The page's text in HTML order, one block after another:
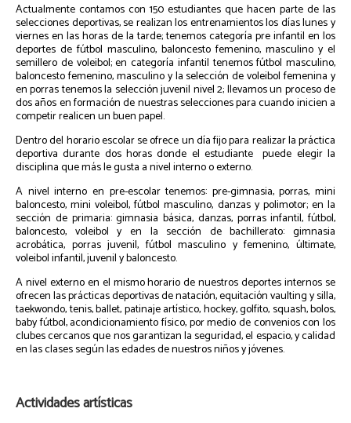
Actualmente contamos con 150 estudiantes que hacen parte de las
selecciones deportivas, se realizan los entrenamientos los días lunes y
viernes en las horas de la tarde; tenemos categoría pre infantil en los
deportes de fútbol masculino, baloncesto femenino, masculino y el
semillero de voleibol; en categoría infantil tenemos fútbol masculino,
baloncesto femenino, masculino y la selección de voleibol femenina y
en porras tenemos la selección juvenil nivel 2; llevamos un proceso de
dos años en formación de nuestras selecciones para cuando inicien a
competir realicen un buen papel.
Dentro del horario escolar se ofrece un día fijo para realizar la práctica
deportiva durante dos horas donde el estudiante puede elegir la
disciplina que más le gusta a nivel interno o externo.
A nivel interno en pre-escolar tenemos: pre-gimnasia, porras, mini
baloncesto, mini voleibol, fútbol masculino, danzas y polimotor; en la
sección de primaria: gimnasia básica, danzas, porras infantil, fútbol,
baloncesto, voleibol y en la sección de bachillerato: gimnasia
acrobática, porras juvenil, fútbol masculino y femenino, últimate,
voleibol infantil, juvenil y baloncesto.
A nivel externo en el mismo horario de nuestros deportes internos se
ofrecen las prácticas deportivas de natación, equitación vaulting y silla,
taekwondo, tenis, ballet, patinaje artístico, hockey, golfito, squash, bolos,
baby fútbol, acondicionamiento físico, por medio de convenios con los
clubes cercanos que nos garantizan la seguridad, el espacio, y calidad
en las clases según las edades de nuestros niños y jóvenes.
Actividades artísticas